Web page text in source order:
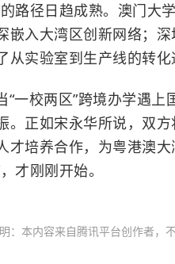
路径日趋成熟。澳门大
嵌入大湾区创新网络；
从实验室到生产线的转化
“一校两区”跨境办学遇
。正如宋永华所说，双
才培养合作，为粤港澳
才刚刚开始。
：本内容来自腾讯平台创作者，